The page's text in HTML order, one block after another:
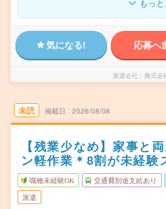
もっ
気になる! 応募へ
派遣会社 株式会
未読 掲載日 2026/08/08
【残業少なめ】家事と
ン軽作業＊8割が未経験
職種未経験OK 交通費別途支給あり
派遣